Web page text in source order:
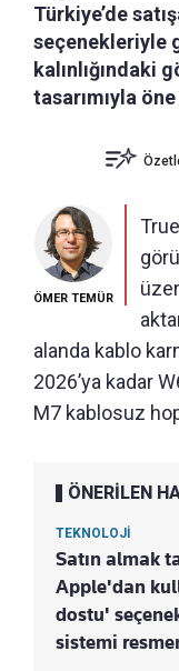
Türkiye’de
seçenekleriyle
kalınlığındaki
tasarımıyla öne
ÖMER TEMÜR
alanda kablo
2026’ya kadar
M7 kablosuz
ÖNERİLEN
TEKNOLOJİ
Satın almak
Apple'dan
dostu'
sistemi